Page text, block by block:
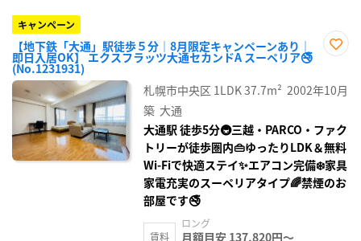
キャンペーン
【地下鉄「大通」駅徒歩５分｜8月限定キャンペーンあり｜
即日入居OK】 エクスフラッツ大通セカンドA スーペリア🚭
(No.1231931)
り登
録
札幌市中央区 1LDK37.7m² 2002年10月
築 大通
大通駅 徒歩5分🚇三越・PARCO・ファク
トリーが徒歩圏内👜ゆったりLDK＆無料
Wi‑Fiで快適ステイ✨エアコン完備❄️家具
家電充実のスーペリアタイプ🌈禁煙のお
部屋です🚭
賃料
ロング
月額目安 137,820円～